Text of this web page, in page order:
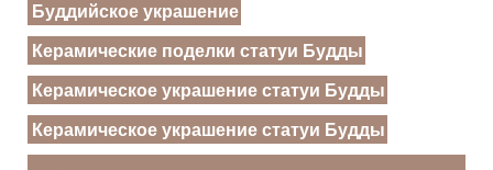
Буддийское украшение
Керамические поделки статуи Будды
Керамическое украшение статуи Будды
Керамическое украшение статуи Будды